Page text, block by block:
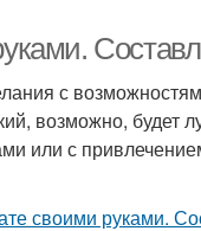
с
возможно, будет
или с